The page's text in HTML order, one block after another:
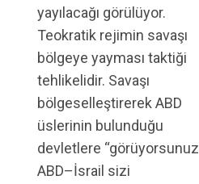
yayılacağı görülüyor.
Teokratik rejimin savaşı
bölgeye yayması taktiği
tehlikelidir. Savaşı
bölgeselleştirerek ABD
üslerinin bulunduğu
devletlere “görüyorsunuz
ABD–İsrail sizi